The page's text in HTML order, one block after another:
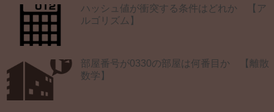
ハッシュ値が衝突する条件はどれか 【ア
ルゴリズム】
部屋番号が0330の部屋は何番目か 【離散
数学】